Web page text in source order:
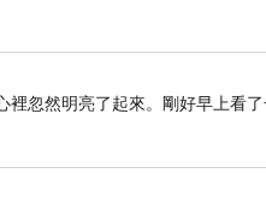
裡忽然明亮了起來。剛好早上看